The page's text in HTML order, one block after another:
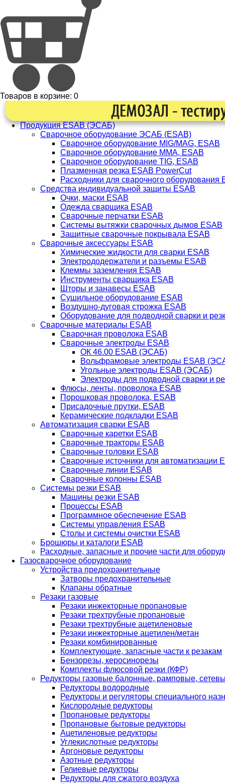
Товаров в корзине: 0
Продукция ESAB (ЭСАБ)
Сварочное оборудование ЭСАБ (ESAB)
Сварочное оборудование MIG/MAG, ESAB
Сварочное оборудование ММА, ESAB
Сварочное оборудование TIG, ESAB
Плазменная резка ESAB PowerCut
Расходники для сварочного оборудования
Средства индивидуальной защиты ESAB
Очки, маски ESAB
Одежда сварщика ESAB
Сварочные перчатки ESAB
Системы вытяжки сварочных дымов ESAB
Защитные сварочные покрывала ESAB
Сварочные аксессуары ESAB
Химические жидкости для сварки ESAB
Электрододержатели и разъемы ESAB
Клеммы заземления ESAB
Инструменты сварщика ESAB
Шторы и занавесы ESAB
Сушильное оборудование ESAB
Воздушно-дуговая строжка ESAB
Оборудование для подводной сварки и
Сварочные материалы ESAB
Сварочная проволока ESAB
Сварочные электроды ESAB
ОК 46.00 ESAB (ЭСАБ)
Вольфрамовые электроды ESAB
Угольные электроды ESAB (ЭСАБ)
Электроды для подводной сварки и
Флюсы, ленты, проволока ESAB
Порошковая проволока, ESAB
Присадочные прутки, ESAB
Керамические подкладки ESAB
Автоматизация сварки ESAB
Сварочные каретки ESAB
Сварочные тракторы ESAB
Сварочные головки ESAB
Сварочные источники для автоматизации
Сварочные линии ESAB
Сварочные колонны ESAB
Системы резки ESAB
Машины резки ESAB
Процессы ESAB
Программное обеспечение ESAB
Системы управления ESAB
Столы и системы очистки ESAB
Брошюры и каталоги ESAB
Расходные, запасные и прочие части для
Газосварочное оборудование
Устройства предохранительные
Затворы предохранительные
Клапаны обратные
Резаки газовые
Резаки инжекторные пропановые
Резаки трехтрубные пропановые
Резаки трехтрубные ацетиленовые
Резаки инжекторные ацетилен/метан
Резаки комбинированные
Комплектующие, запасные части к резакам
Бензорезы, керосинорезы
Комплекты флюсовой резки (КФР)
Редукторы газовые балонные, рамповые,
Редукторы водородные
Редукторы и регуляторы специального
Кислородные редукторы
Пропановые редукторы
Пропановые бытовые редукторы
Ацетиленовые редукторы
Углекислотные редукторы
Аргоновые редукторы
Азотные редукторы
Гелиевые редукторы
Редукторы для сжатого воздуха